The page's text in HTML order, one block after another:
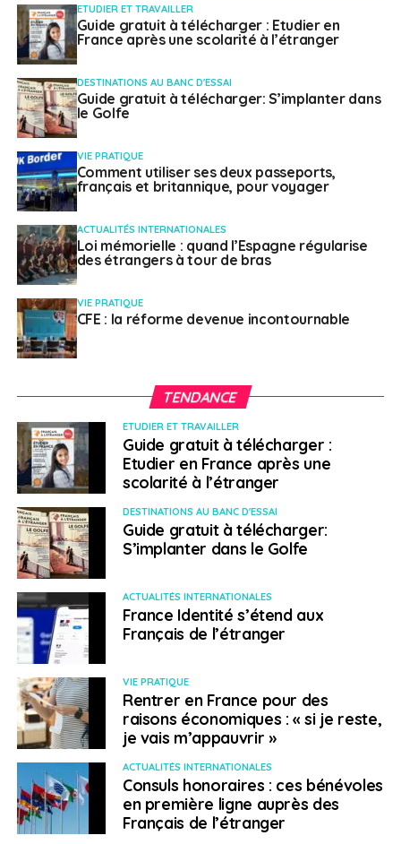
ETUDIER ET TRAVAILLER
Guide gratuit à télécharger : Etudier en
France après une scolarité à l’étranger
DESTINATIONS AU BANC D'ESSAI
Guide gratuit à télécharger: S’implanter dans
le Golfe
VIE PRATIQUE
Comment utiliser ses deux passeports,
français et britannique, pour voyager
ACTUALITÉS INTERNATIONALES
Loi mémorielle : quand l’Espagne régularise
des étrangers à tour de bras
VIE PRATIQUE
CFE : la réforme devenue incontournable
TENDANCE
ETUDIER ET TRAVAILLER
Guide gratuit à télécharger :
Etudier en France après une
scolarité à l’étranger
DESTINATIONS AU BANC D'ESSAI
Guide gratuit à télécharger:
S’implanter dans le Golfe
ACTUALITÉS INTERNATIONALES
France Identité s’étend aux
Français de l’étranger
VIE PRATIQUE
Rentrer en France pour des
raisons économiques : « si je reste,
je vais m’appauvrir »
ACTUALITÉS INTERNATIONALES
Consuls honoraires : ces bénévoles
en première ligne auprès des
Français de l’étranger